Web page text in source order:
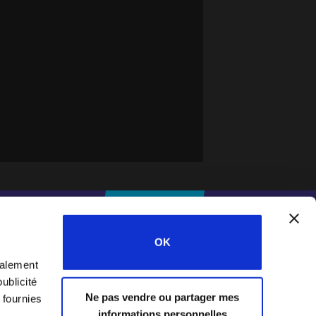
OK
Ne pas vendre ou partager mes
#IFESWORLD DONNER